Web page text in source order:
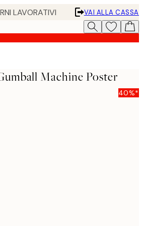
LAVORATIVI
VAI ALLA CASSA
Machine Poster
40%*